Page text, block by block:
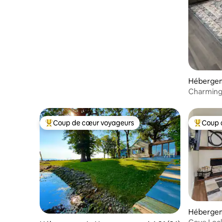
Coups de cœur voyageurs les plus appréciés
Coup de cœur voyageurs Coups
Coup